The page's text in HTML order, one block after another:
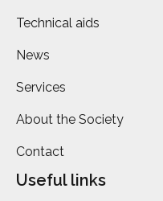
Technical aids
News
Services
About the Society
Contact
Useful links